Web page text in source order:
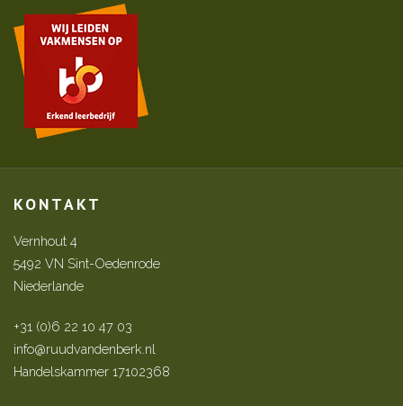
KONTAKT
Vernhout 4
5492 VN Sint-Oedenrode
Niederlande
+31 (0)6 22 10 47 03
info@ruudvandenberk.nl
Handelskammer 17102368